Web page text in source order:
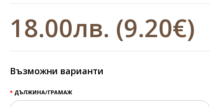
18.00лв. (9.20€)
Възможни варианти
ДЪЛЖИНА/ГРАМАЖ